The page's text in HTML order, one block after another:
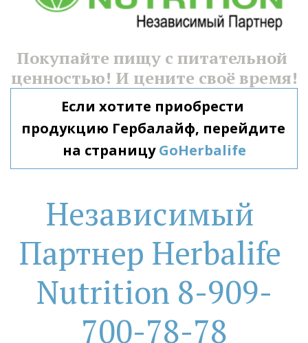
Покупайте пищу с питательной
ценностью! И цените своё время!
Если хотите приобрести
продукцию Гербалайф, перейдите
на страницу GoHerbalife
Независимый
Партнер Herbalife
Nutrition 8-909-
700-78-78